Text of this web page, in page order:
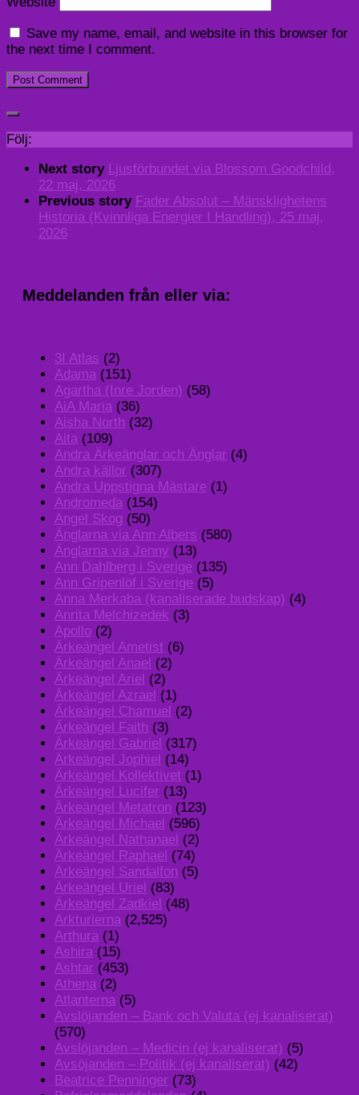
Save my name, email, and website in this browser for
the next time I comment.
Följ:
Next story Ljusförbundet via Blossom Goodchild,
22 maj, 2026
Previous story Fader Absolut – Mänsklighetens
Historia (Kvinnliga Energier I Handling), 25 maj,
2026
Meddelanden från eller via:
3I Atlas (2)
Adama (151)
Agartha (Inre Jorden) (58)
AiA Maria (36)
Aisha North (32)
Aita (109)
Andra Ärkeänglar och Änglar (4)
Andra källor (307)
Andra Uppstigna Mästare (1)
Andromeda (154)
Angel Skog (50)
Änglarna via Ann Albers (580)
Änglarna via Jenny (13)
Ann Dahlberg i Sverige (135)
Ann Gripenlöf i Sverige (5)
Anna Merkaba (kanaliserade budskap) (4)
Anrita Melchizedek (3)
Apollo (2)
Ärkeängel Ametist (6)
Ärkeängel Anael (2)
Ärkeängel Ariel (2)
Ärkeängel Azrael (1)
Ärkeängel Chamuel (2)
Ärkeängel Faith (3)
Ärkeängel Gabriel (317)
Ärkeängel Jophiel (14)
Ärkeängel Kollektivet (1)
Ärkeängel Lucifer (13)
Ärkeängel Metatron (123)
Ärkeängel Michael (596)
Ärkeängel Nathanael (2)
Ärkeängel Raphael (74)
Ärkeängel Sandalfon (5)
Ärkeängel Uriel (83)
Ärkeängel Zadkiel (48)
Arkturierna (2,525)
Arthura (1)
Ashira (15)
Ashtar (453)
Athena (2)
Atlanterna (5)
Avslöjanden – Bank och Valuta (ej kanaliserat)
(570)
Avslöjanden – Medicin (ej kanaliserat) (5)
Avsöjanden – Politik (ej kanaliserat) (42)
Beatrice Penninger (73)